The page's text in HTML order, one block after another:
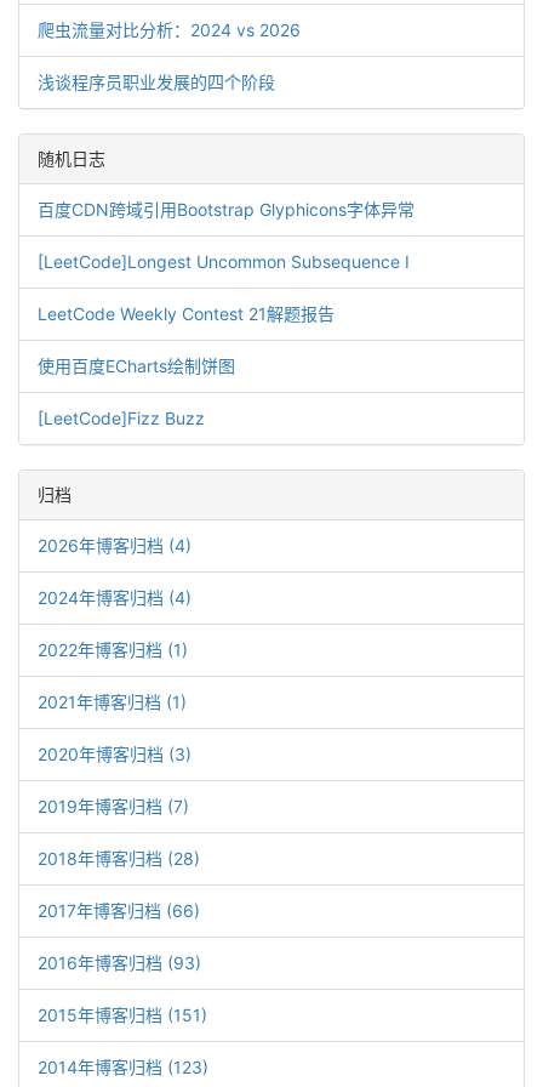
爬虫流量对比分析：2024 vs 2026
浅谈程序员职业发展的四个阶段
随机日志
百度CDN跨域引用Bootstrap Glyphicons字体异常
[LeetCode]Longest Uncommon Subsequence I
LeetCode Weekly Contest 21解题报告
使用百度ECharts绘制饼图
[LeetCode]Fizz Buzz
归档
2026年博客归档 (4)
2024年博客归档 (4)
2022年博客归档 (1)
2021年博客归档 (1)
2020年博客归档 (3)
2019年博客归档 (7)
2018年博客归档 (28)
2017年博客归档 (66)
2016年博客归档 (93)
2015年博客归档 (151)
2014年博客归档 (123)